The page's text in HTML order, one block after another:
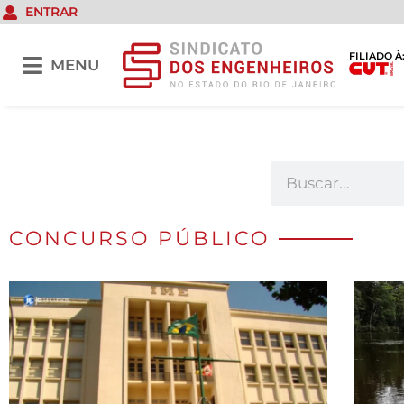
ENTRAR
MENU
FILIADO À:
CONCURSO PÚBLICO